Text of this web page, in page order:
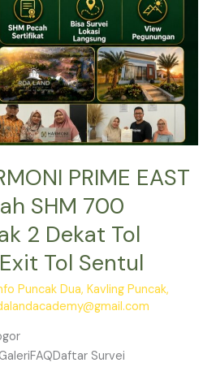
PRIME EAST
SHM 700
2 Dekat Tol
Tol Sentul
Puncak Dua,Kavling Puncak,
Survei